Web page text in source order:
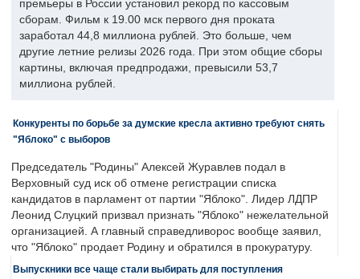
премьеры в России установил рекорд по кассовым
сборам. Фильм к 19.00 мск первого дня проката
заработал 44,8 миллиона рублей. Это больше, чем
другие летние релизы 2026 года. При этом общие сборы
картины, включая предпродажи, превысили 53,7
миллиона рублей.
Конкуренты по борьбе за думские кресла активно требуют снять
"Яблоко" с выборов
Председатель "Родины" Алексей Журавлев подал в
Верховный суд иск об отмене регистрации списка
кандидатов в парламент от партии "Яблоко". Лидер ЛДПР
Леонид Слуцкий призвал признать "Яблоко" нежелательной
организацией. А главный справедливорос вообще заявил,
что "Яблоко" продает Родину и обратился в прокуратуру.
Выпускники все чаще стали выбирать для поступления